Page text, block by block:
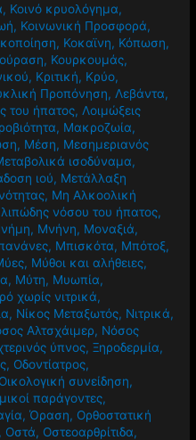
, Κοινό κρυολόγημα,
, Κοινωνική Προσφορά,
, Κοκαϊνη, Κόπωση,
, Κουρκουμάς,
, Κριτική, Κρύο,
Προπόνηση, Λεβάντα,
του ήπατος, Λοιμώξεις
, Μακροζωία,
, Μέση, Μεσημεριανός
ισοδύναμα,
ιού, Μετάλλαξη
, Μη Αλκοολική
νόσου του ήπατος,
, Μνήνη, Μοναξιά,
, Μπισκότα, Μπότοξ,
, Μύθοι και αλήθειες,
, Μύτη, Μυωπία,
χωρίς νιτρικά,
, Νίκος Μεταξωτός, Νιτρικά,
Αλτσχάιμερ, Νόσος
ύπνος,Ξηροδερμία,
, Οδοντίατρος,
Οικολογική συνείδηση,
παράγοντες,
,Όραση, Ορθοστατική
, Οστά, Οστεοαρθρίτιδα,